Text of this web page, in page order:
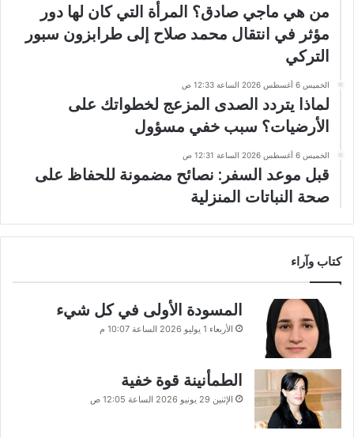
من هي ماجي صادق؟ المرأة التي كان لها دور
مؤثر في انتقال محمد صلاح إلى طرابزون سبور
التركي
الخميس 6 أغسطس 2026 الساعة 12:33 ص
لماذا يتردد الصدى المزعج لخطواتك على
الأرضيات؟ سبب خفي مسؤول
الخميس 6 أغسطس 2026 الساعة 12:31 ص
قبل موعد السفر: نصائح مضمونة للحفاظ على
صحة النباتات المنزلية
كتاب وآراء
المسودة الأولى في كل شيء
الأربعاء 1 يوليو 2026 الساعة 10:07 م
الطمأنينة قوة خفية
الإثنين 29 يونيو 2026 الساعة 12:05 ص